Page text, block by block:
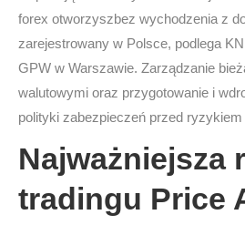
forex otworzyszbez wychodzenia z
zarejestrowany w Polsce, podlega
GPW w Warszawie. Zarządzanie
walutowymi oraz przygotowanie i
polityki zabezpieczeń przed
Najważniejsza
tradingu Price